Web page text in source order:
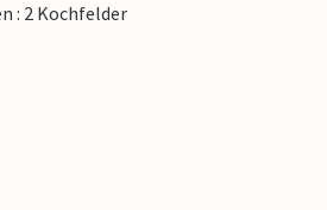
: 2 Kochfelder